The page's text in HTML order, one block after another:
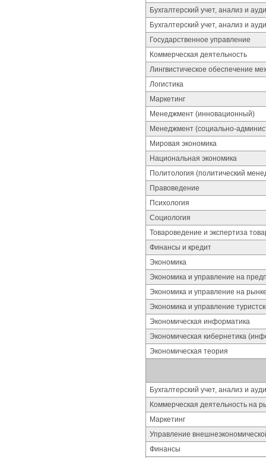
Бухгалтерский учет, анализ и
Бухгалтерский учет, анализ и
Государственное управление
Коммерческая деятельность
Лингвистическое обеспечение
Логистика
Маркетинг
Менеджмент (инновационный)
Менеджмент (социально-
Мировая экономика
Национальная экономика
Политология (политический
Правоведение
Психология
Социология
Товароведение и экспертиза
Финансы и кредит
Экономика
Экономика и управление на
Экономика и управление на
Экономика и управление
Экономическая информатика
Экономическая кибернетика
Экономическая теория
Бухгалтерский учет, анализ и
Коммерческая деятельность на
Маркетинг
Управление
Финансы